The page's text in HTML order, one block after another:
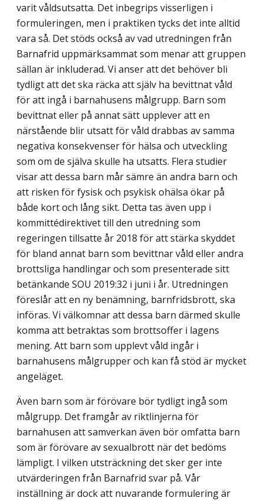
varit våldsutsatta. Det inbegrips visserligen i
formuleringen, men i praktiken tycks det inte alltid
vara så. Det stöds också av vad utredningen från
Barnafrid upp­märksammat som menar att gruppen
sällan är inkluderad. Vi anser att det behöver bli
tydligt att det ska räcka att själv ha bevittnat våld
för att ingå i barnahusens målgrupp. Barn som
bevittnat eller på annat sätt upplever att en
närstående blir utsatt för våld drabbas av samma
negativa konsekvenser för hälsa och utveckling
som om de själva skulle ha utsatts. Flera studier
visar att dessa barn mår sämre än andra barn och
att risken för fysisk och psykisk ohälsa ökar på
både kort och lång sikt. Detta tas även upp i
kommittédirektivet till den utredning som
regeringen tillsatte år 2018 för att stärka skyddet
för bland annat barn som bevittnar våld eller andra
brottsliga handlingar och som presenterade sitt
betänkande SOU 2019:32 i juni i år. Utredningen
föreslår att en ny benämning, barnfridsbrott, ska
införas. Vi välkomnar att dessa barn därmed skulle
komma att betraktas som brottsoffer i lagens
mening. Att barn som upplevt våld ingår i
barnahusens målgrupper och kan få stöd är mycket
angeläget.
Även barn som är förövare bör tydligt ingå som
målgrupp. Det framgår av riktlinjer­na för
barnahusen att samverkan även bör omfatta barn
som är förövare av sexualbrott när det bedöms
lämpligt. I vilken utsträckning det sker ger inte
utvärder­ingen från Barnafrid svar på. Vår
inställning är dock att nuvarande formulering är